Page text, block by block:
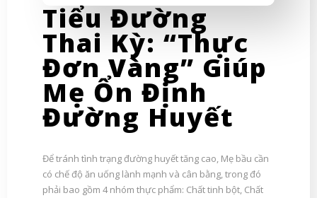
Tiểu Đường
Thai Kỳ: “Thực
Đơn Vàng” Giúp
Mẹ Ổn Định
Đường Huyết
Để tránh tình trạng đường huyết tăng cao, Mẹ bầu cần
có chế độ ăn uống lành mạnh và cân bằng, trong đó
phải bao gồm 4 nhóm thực phẩm: Chất tinh bột, Chất